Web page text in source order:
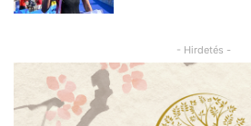
- Hirdetés -